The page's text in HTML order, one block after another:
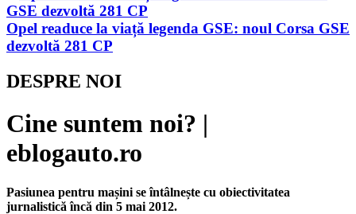
Opel readuce la viață legenda GSE: noul Corsa GSE
dezvoltă 281 CP
DESPRE NOI
Cine suntem noi? |
eblogauto.ro
Pasiunea pentru mașini se întâlnește cu obiectivitatea
jurnalistică încă din 5 mai 2012.